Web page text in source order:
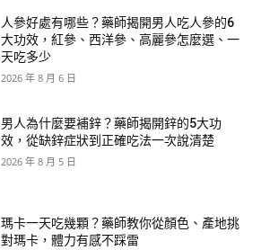
人參好處有哪些？藥師揭開男人吃人參的6
大功效，紅參、西洋參、高麗參怎麼選、一
天吃多少
2026 年 8 月 6 日
男人為什麼要補鋅？藥師揭開鋅的5大功
效，從缺鋅症狀到正確吃法一次說清楚
2026 年 8 月 5 日
瑪卡一天吃幾顆？藥師教你從顏色、產地挑
對瑪卡，體力有感不踩雷